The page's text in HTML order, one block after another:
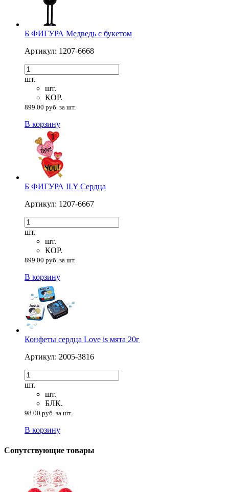
Б ФИГУРА Медведь с букетом
Артикул: 1207-6668
шт.
шт.
КОР.
899.00 руб. за шт.
В корзину
Б ФИГУРА ILY Сердца
Артикул: 1207-6667
шт.
шт.
КОР.
899.00 руб. за шт.
В корзину
Конфеты сердца Love is мята 20г
Артикул: 2005-3816
шт.
шт.
БЛК.
98.00 руб. за шт.
В корзину
Сопутствующие товары